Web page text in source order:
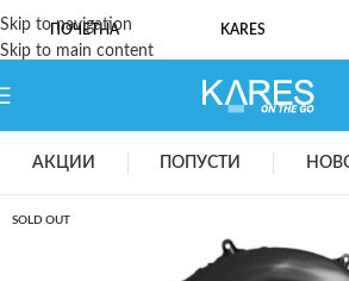
Skip to navigation
Skip to main content
ПОЧЕТНА KARES
АКЦИИ ПОПУСТИ
SOLD OUT